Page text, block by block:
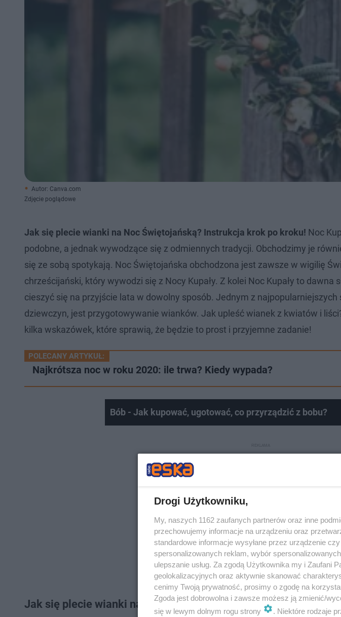
Autor: Canva.com
Zdjęcie poglądowe
Jak się plecie wianki na Noc Świętojańską? Instrukcja krok po kroku! Noc
podobne, a jednak wywodzące się z odmiennych tradycji. Obchodzimy je
się ze sobą spotykają. Noc Świętojańska obchodzona jest zawsze w wigilię
chrześcijański, który wywodzi się z Nocy Kupały. Z kolei Noc Kupały to dawna
cieszyć się na przyjście lata w dowolny sposób. Jednym z najpopularniejszych
dziewczyn, jest przygotowywanie wianków. Jak upleść wianek z kwiatów i
kilka wskazówek, które sprawią, że będzie to prost i przyjemne zadanie!
POLECANY ARTYKUŁ:
Najkrótsza noc w roku 2020: ile trwa? Kiedy wypada?
Bób - Jak kupować, ugotować, co przyrządzić z bobu?
Jak się plecie wianki na Noc Świętojańską?
Drogi Użytkowniku,
My, naszych 1162 zaufanych partnerów oraz inne
przechowujemy informacje na urządzeniu oraz
standardowe informacje wysyłane przez urządzenie
spersonalizowanych reklam, wybór
ulepszanie usług. Za zgodą Użytkownika my i Zaufani
geolokalizacyjnych oraz aktywnie skanować
cenimy Twoją prywatność, prosimy o zgodę na
Zgoda jest dobrowolna i zawsze możesz ją zmienić/
się w lewym dolnym rogu strony
. Niektóre rodzaje